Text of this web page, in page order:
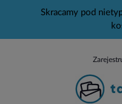
Skracamy pod